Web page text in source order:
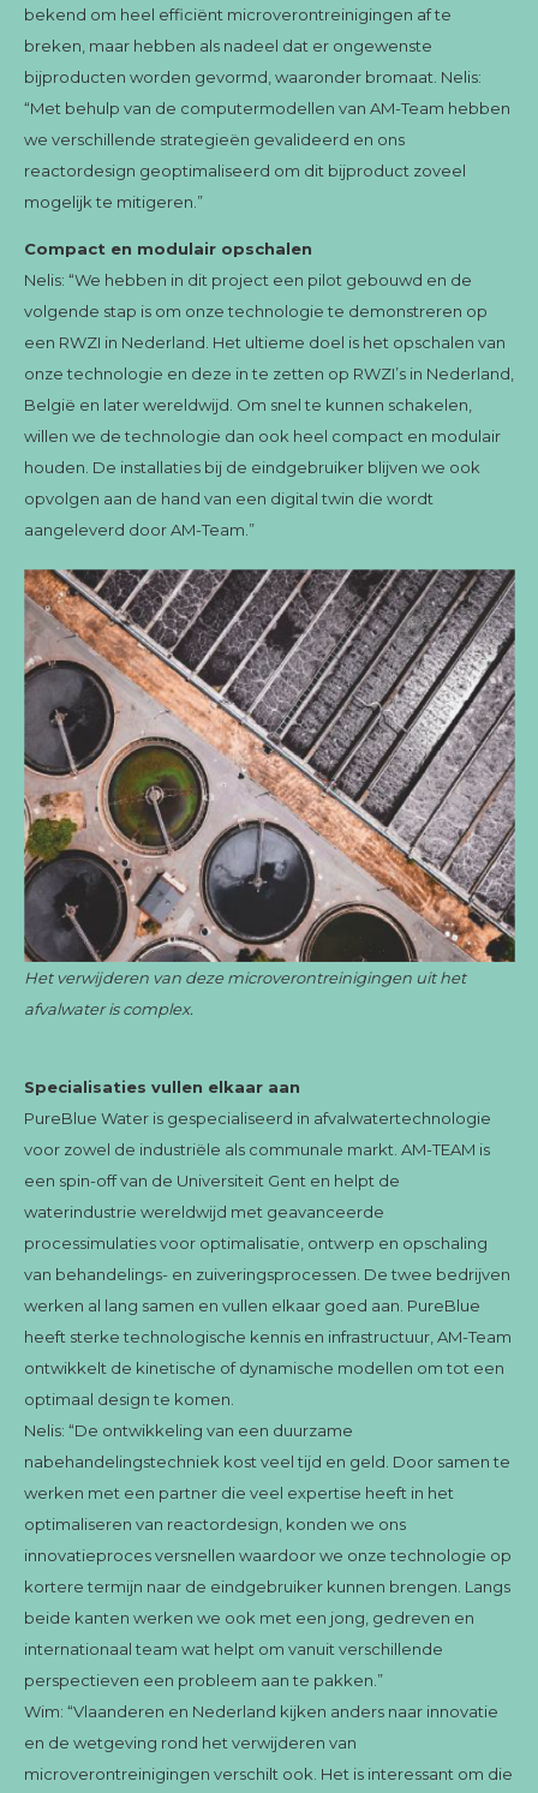
bekend om heel efficiënt microverontreinigingen af te
breken, maar hebben als nadeel dat er ongewenste
bijproducten worden gevormd, waaronder bromaat. Nelis:
“Met behulp van de computermodellen van AM-Team hebben
we verschillende strategieën gevalideerd en ons
reactordesign geoptimaliseerd om dit bijproduct zoveel
mogelijk te mitigeren.”
Compact en modulair opschalen
Nelis: “We hebben in dit project een pilot gebouwd en de
volgende stap is om onze technologie te demonstreren op
een RWZI in Nederland. Het ultieme doel is het opschalen van
onze technologie en deze in te zetten op RWZI’s in Nederland,
België en later wereldwijd. Om snel te kunnen schakelen,
willen we de technologie dan ook heel compact en modulair
houden. De installaties bij de eindgebruiker blijven we ook
opvolgen aan de hand van een digital twin die wordt
aangeleverd door AM-Team.”
Het verwijderen van deze microverontreinigingen uit het
afvalwater is complex.
Specialisaties vullen elkaar aan
PureBlue Water is gespecialiseerd in afvalwatertechnologie
voor zowel de industriële als communale markt. AM-TEAM is
een spin-off van de Universiteit Gent en helpt de
waterindustrie wereldwijd met geavanceerde
processimulaties voor optimalisatie, ontwerp en opschaling
van behandelings- en zuiveringsprocessen. De twee bedrijven
werken al lang samen en vullen elkaar goed aan. PureBlue
heeft sterke technologische kennis en infrastructuur, AM-Team
ontwikkelt de kinetische of dynamische modellen om tot een
optimaal design te komen.
Nelis: “De ontwikkeling van een duurzame
nabehandelingstechniek kost veel tijd en geld. Door samen te
werken met een partner die veel expertise heeft in het
optimaliseren van reactordesign, konden we ons
innovatieproces versnellen waardoor we onze technologie op
kortere termijn naar de eindgebruiker kunnen brengen. Langs
beide kanten werken we ook met een jong, gedreven en
internationaal team wat helpt om vanuit verschillende
perspectieven een probleem aan te pakken.”
Wim: “Vlaanderen en Nederland kijken anders naar innovatie
en de wetgeving rond het verwijderen van
microverontreinigingen verschilt ook. Het is interessant om die